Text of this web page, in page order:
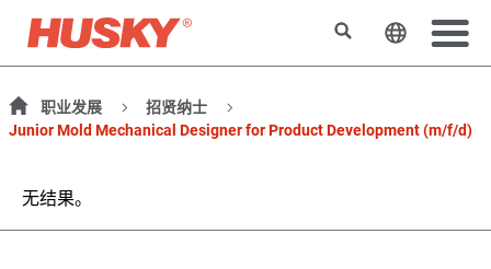
搜索 更改网站
职业发展
招贤纳士
Junior Mold Mechanical Designer for Product Development (m/f/d)
无结果。